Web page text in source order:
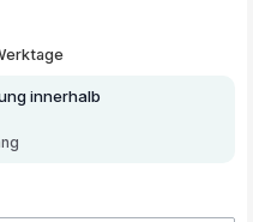
5 Sternen
innerhalb